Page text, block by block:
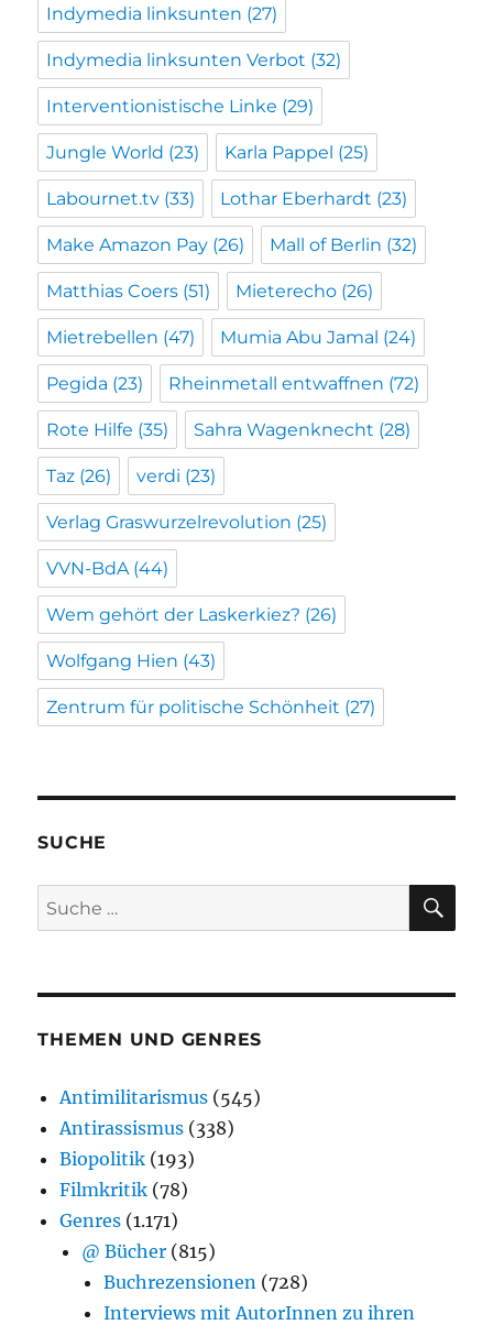
Indymedia linksunten (27)
Indymedia linksunten Verbot (32)
Interventionistische Linke (29)
Jungle World (23) Karla Pappel (25)
Labournet.tv (33) Lothar Eberhardt (23)
Make Amazon Pay (26) Mall of Berlin (32)
Matthias Coers (51) Mieterecho (26)
Mietrebellen (47) Mumia Abu Jamal (24)
Pegida (23) Rheinmetall entwaffnen (72)
Rote Hilfe (35) Sahra Wagenknecht (28)
Taz (26) verdi (23)
Verlag Graswurzelrevolution (25)
VVN-BdA (44)
Wem gehört der Laskerkiez? (26)
Wolfgang Hien (43)
Zentrum für politische Schönheit (27)
SUCHE
Suche
nach:
THEMEN UND GENRES
Antimilitarismus (545)
Antirassismus (338)
Biopolitik (193)
Filmkritik (78)
Genres (1.171)
@ Bücher (815)
Buchrezensionen (728)
Interviews mit AutorInnen zu ihren